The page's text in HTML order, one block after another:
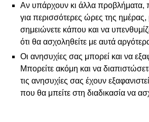
Αν υπάρχουν κι άλλα προβλήματα,
για περισσότερες ώρες της ημέρας,
σημειώνετε κάπου και να
ότι θα ασχοληθείτε με αυτά
Οι ανησυχίες σας μπορεί και να
Μπορείτε ακόμη και να
τις ανησυχίες σας έχουν
που θα μπείτε στη διαδικασία να